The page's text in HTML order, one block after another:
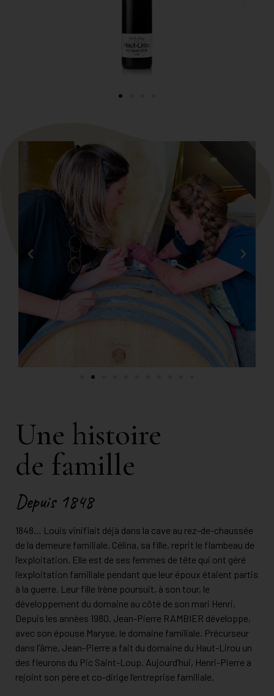
Une histoire
de famille
Depuis 1848
1848… Louis vinifiait déjà dans la cave au rez-de-chaussée
de la demeure familiale. Célina, sa fille, reprit le flambeau de
l’exploitation. Elle est de ses femmes de tête qui ont géré
l’exploitation familiale pendant que leur époux étaient partis
à la guerre. Leur fille Irène poursuit, à son tour, le
développement du domaine au côté de son mari Henri.
Depuis les années 1980, Jean-Pierre RAMBIER développe,
avec son épouse Maryse, le domaine familiale. Précurseur
dans l’âme, Jean-Pierre a fait du domaine du Haut-Lirou un
des fleurons du Pic Saint-Loup. Aujourd’hui, Henri-Pierre a
rejoint son père et co-dirige l’entreprise familiale.